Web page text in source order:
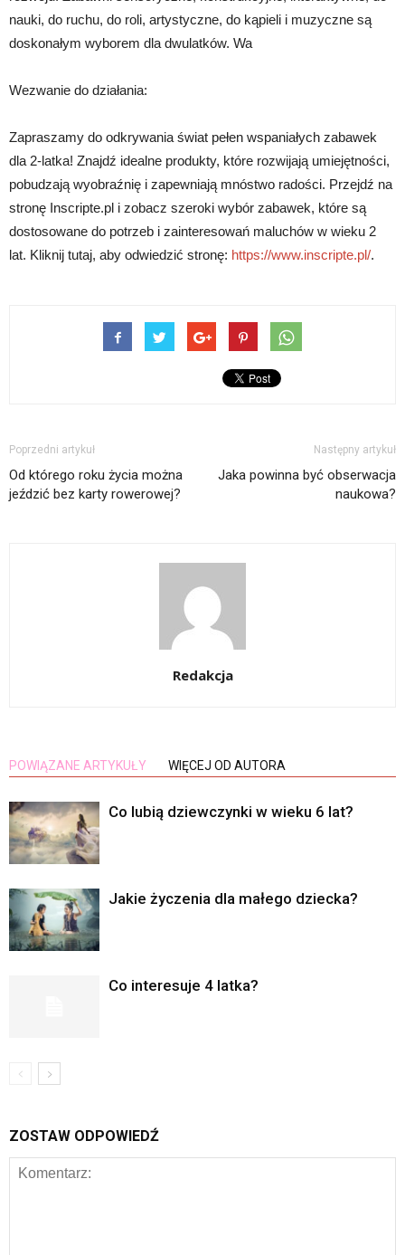
nauki, do ruchu, do roli, artystyczne, do kąpieli i muzyczne są
doskonałym wyborem dla dwulatków. Wa
Wezwanie do działania:
Zapraszamy do odkrywania świat pełen wspaniałych zabawek
dla 2-latka! Znajdź idealne produkty, które rozwijają umiejętności,
pobudzają wyobraźnię i zapewniają mnóstwo radości. Przejdź na
stronę Inscripte.pl i zobacz szeroki wybór zabawek, które są
dostosowane do potrzeb i zainteresowań maluchów w wieku 2
lat. Kliknij tutaj, aby odwiedzić stronę: https://www.inscripte.pl/.
Poprzedni artykuł
Od którego roku życia można
jeździć bez karty rowerowej?
Następny artykuł
Jaka powinna być obserwacja
naukowa?
Redakcja
POWIĄZANE ARTYKUŁY WIĘCEJ OD AUTORA
Co lubią dziewczynki w wieku 6 lat?
Jakie życzenia dla małego dziecka?
Co interesuje 4 latka?
ZOSTAW ODPOWIEDŹ